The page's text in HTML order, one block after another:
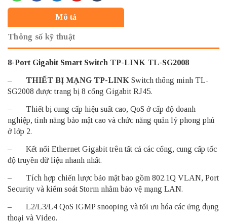
Mô tả
Thông số kỹ thuật
8-Port Gigabit Smart Switch TP-LINK TL-SG2008
– THIẾT BỊ MẠNG TP-LINK Switch thông minh TL-
SG2008 được trang bị 8 cổng Gigabit RJ45.
– Thiết bị cung cấp hiệu suất cao, QoS ở cấp độ doanh
nghiệp, tính năng bảo mật cao và chức năng quản lý phong phú
ở lớp 2.
– Kết nối Ethernet Gigabit trên tất cả các cổng, cung cấp tốc
độ truyền dữ liệu nhanh nhất.
– Tích hợp chiến lược bảo mật bao gồm 802.1Q VLAN, Port
Security và kiểm soát Storm nhằm bảo vệ mạng LAN.
– L2/L3/L4 QoS IGMP snooping và tối ưu hóa các ứng dụng
thoại và Video.